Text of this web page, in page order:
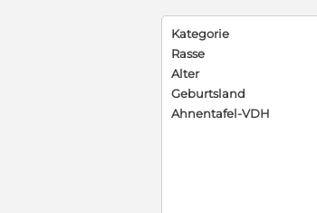
Kategorie
Rasse
Alter
Geburtsland
Ahnentafel-VDH